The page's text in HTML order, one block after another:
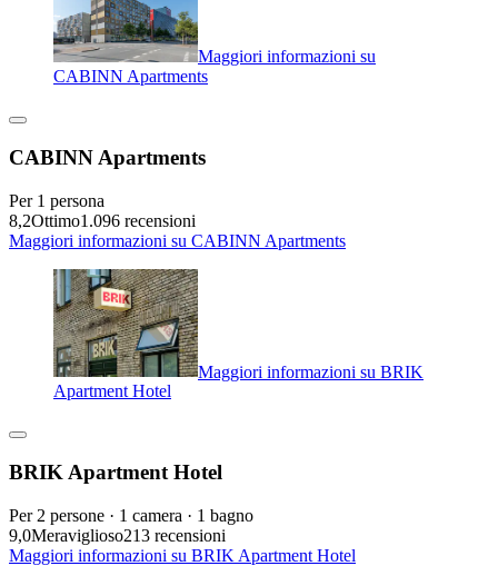
Maggiori informazioni su
CABINN Apartments
CABINN Apartments
Per 1 persona
8,2Ottimo1.096 recensioni
Maggiori informazioni su CABINN Apartments
Maggiori informazioni su BRIK
Apartment Hotel
BRIK Apartment Hotel
Per 2 persone · 1 camera · 1 bagno
9,0Meraviglioso213 recensioni
Maggiori informazioni su BRIK Apartment Hotel